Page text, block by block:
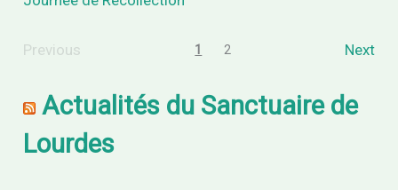
Previous 1 2 Next
Actualités du Sanctuaire de
Lourdes